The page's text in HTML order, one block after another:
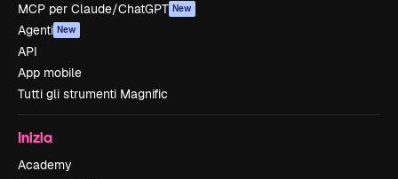
MCP per Claude/ChatGPT New
Agenti New
API
App mobile
Tutti gli strumenti Magnific
Inizia
Academy